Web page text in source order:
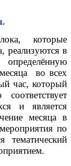
которые
реализуются в
во всех
час, который
и является
месяца в
по
тематический